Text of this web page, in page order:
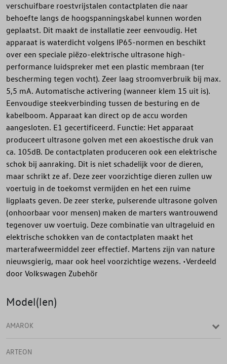
verschuifbare roestvrijstalen contactplaten die naar
behoefte langs de hoogspanningskabel kunnen worden
geplaatst. Dit maakt de installatie zeer eenvoudig. Het
apparaat is waterdicht volgens IP65-normen en beschikt
over een speciale piëzo-elektrische ultrasone high-
performance luidspreker met een plastic membraan (ter
bescherming tegen vocht). Zeer laag stroomverbruik bij max.
5,5 mA. Automatische activering (wanneer klem 15 uit is).
Eenvoudige steekverbinding tussen de besturing en de
kabelboom. Apparaat kan direct op de accu worden
aangesloten. E1 gecertificeerd. Functie: Het apparaat
produceert ultrasone golven met een akoestische druk van
ca. 105dB. De contactplaten produceren ook een elektrische
schok bij aanraking. Dit is niet schadelijk voor de dieren,
maar schrikt ze af. Deze zeer voorzichtige dieren zullen uw
voertuig in de toekomst vermijden en het een ruime
ligplaats geven. De zeer sterke, pulserende ultrasone golven
(onhoorbaar voor mensen) maken de marters wantrouwend
tegenover uw voertuig. Deze combinatie van ultrageluid en
elektrische schokken van de contactplaten maakt het
marterafweermiddel zeer effectief. Martens zijn van nature
nieuwsgierig, maar ook heel voorzichtige wezens. •Verdeeld
door Volkswagen Zubehör
Model(len)
AMAROK
ARTEON